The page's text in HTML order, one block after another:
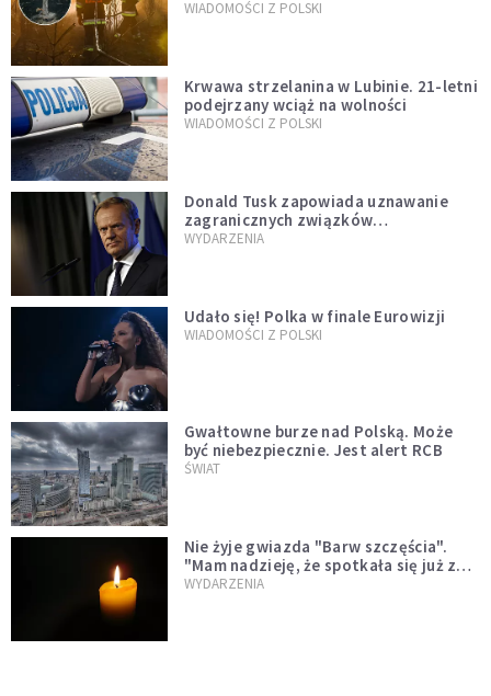
opublikowali niezwykłe zdjęcie
WIADOMOŚCI Z POLSKI
Krwawa strzelanina w Lubinie. 21-letni
podejrzany wciąż na wolności
WIADOMOŚCI Z POLSKI
Donald Tusk zapowiada uznawanie
zagranicznych związków
jednopłciowych. "Państwo oblało ten
WYDARZENIA
Udało się! Polka w finale Eurowizji
WIADOMOŚCI Z POLSKI
Gwałtowne burze nad Polską. Może
być niebezpiecznie. Jest alert RCB
ŚWIAT
Nie żyje gwiazda "Barw szczęścia".
"Mam nadzieję, że spotkała się już z
Bogiem, którego tak bardzo kochała"
WYDARZENIA